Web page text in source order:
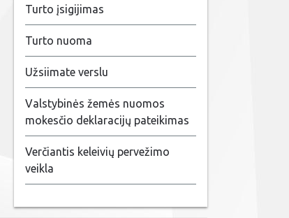
Turto įsigijimas
Turto nuoma
Užsiimate verslu
Valstybinės žemės nuomos
mokesčio deklaracijų pateikimas
Verčiantis keleivių pervežimo
veikla